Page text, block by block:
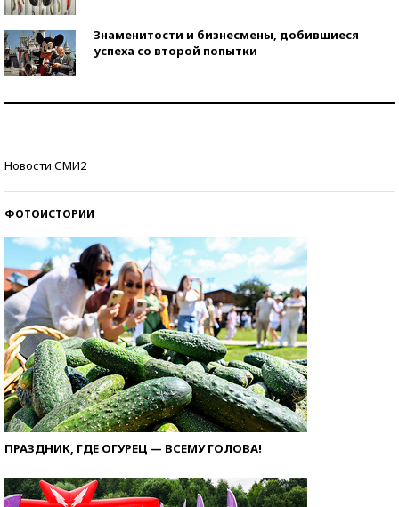
Знаменитости и бизнесмены, добившиеся
успеха со второй попытки
Новости СМИ2
ФОТОИСТОРИИ
ПРАЗДНИК, ГДЕ ОГУРЕЦ — ВСЕМУ ГОЛОВА!